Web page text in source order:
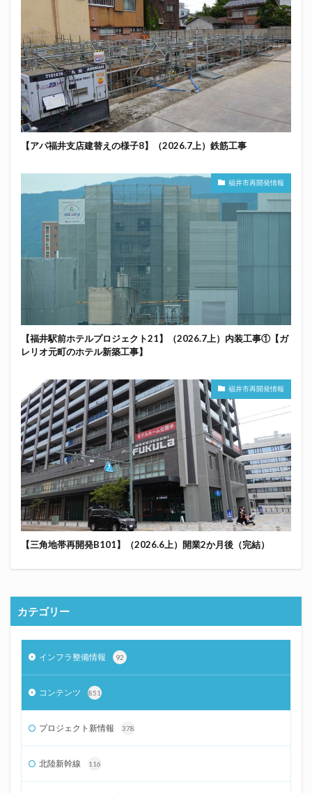
【アパ福井支店建替えの様子8】（2026.7上）鉄筋工事
福井市再開発情報
【福井駅前ホテルプロジェクト21】（2026.7上）内装工事①【ガ
レリオ元町のホテル新築工事】
福井市再開発情報
【三角地帯再開発B101】（2026.6上）開業2か月後（完結）
カテゴリー
インフラ整備情報 92
コンテンツ 851
プロジェクト新情報 378
北陸新幹線 116